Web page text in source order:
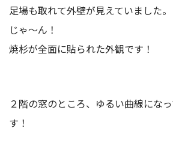
足場も取れて外壁が見えていました。
じゃ～ん！
焼杉が全面に貼られた外観です！
２階の窓のところ、ゆるい曲線にな
す！